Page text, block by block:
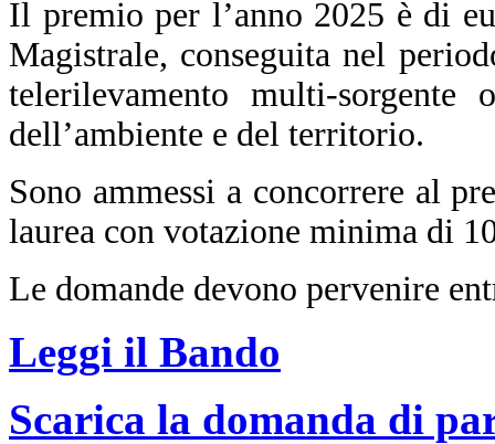
Il premio per l’anno 2025 è di
Magistrale, conseguita nel
telerilevamento multi-
dell’ambiente e del territorio.
Sono ammessi a concorrere al
laurea con votazione minima di
Le domande devono pervenire
Leggi il Bando
Scarica la domanda di